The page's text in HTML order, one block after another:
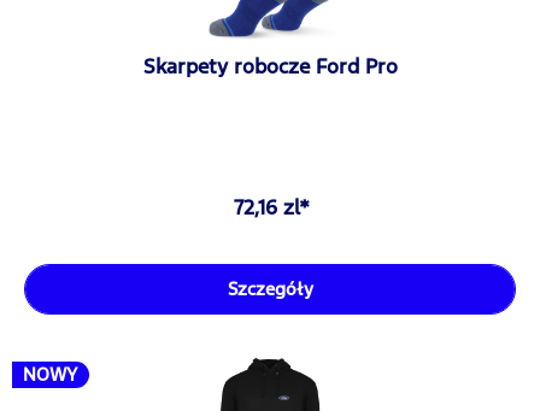
Skarpety robocze Ford Pro
72,16 zl*
Szczegóły
NOWY